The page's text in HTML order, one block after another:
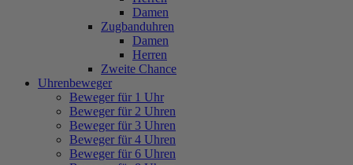
Damen
Zugbanduhren
Damen
Herren
Zweite Chance
Uhrenbeweger
Beweger für 1 Uhr
Beweger für 2 Uhren
Beweger für 3 Uhren
Beweger für 4 Uhren
Beweger für 6 Uhren